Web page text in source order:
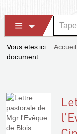
Vous êtes ici : Accueil
document